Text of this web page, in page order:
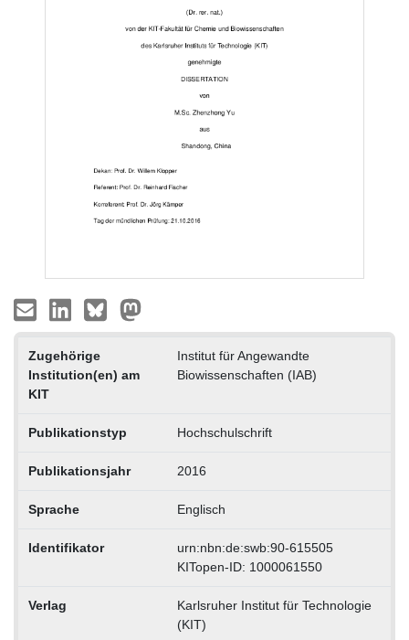
Zugehörige
Institution(en) am
KIT
Institut für Angewandte
Biowissenschaften (IAB)
Publikationstyp Hochschulschrift
Publikationsjahr 2016
Sprache Englisch
Identifikator
urn:nbn:de:swb:90-615505
KITopen-ID: 1000061550
Verlag
Karlsruher Institut für Technologie
(KIT)